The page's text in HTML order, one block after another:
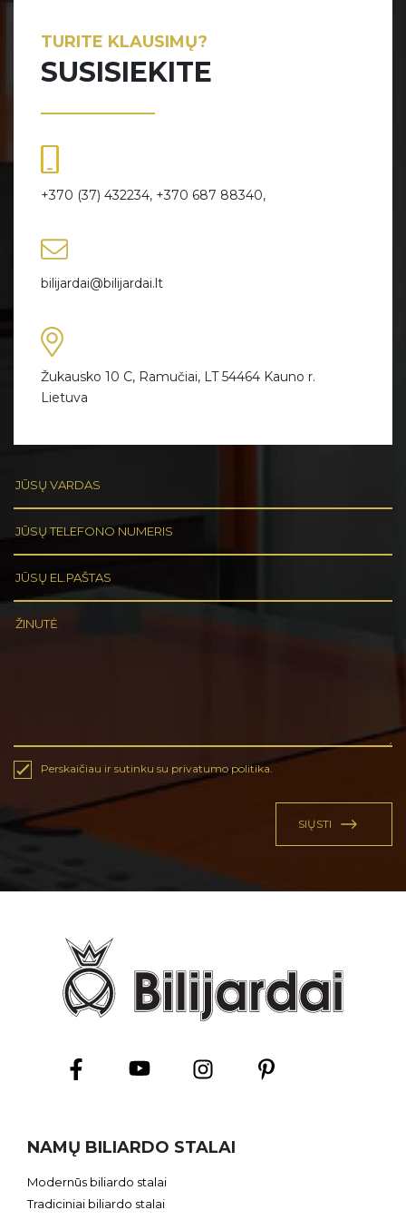
TURITE KLAUSIMŲ?
SUSISIEKITE
+370 (37) 432234, +370 687 88340,
bilijardai@bilijardai.lt
Žukausko 10 C, Ramučiai, LT 54464 Kauno r.
Lietuva
Perskaičiau ir sutinku su privatumo politika.
NAMŲ BILIARDO STALAI
Modernūs biliardo stalai
Tradiciniai biliardo stalai